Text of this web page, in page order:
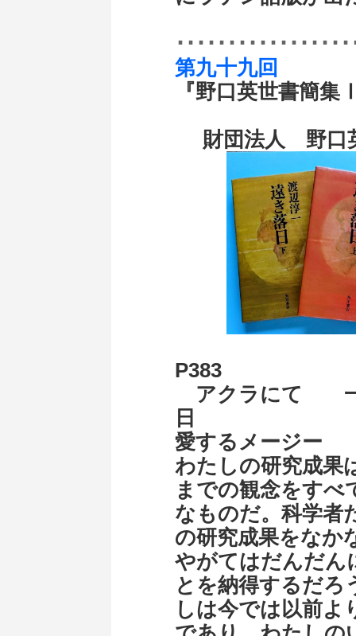
････････････････
第九十九回
『野口英世書
財団法人 野口
P383
アクラにて 一
日
愛するメージ
わたしの研究成果
までの観念をすべ
なものだ。科学者
の研究成果をなか
やがてはだんだん
とを納得するだろ
しは今では以前よ